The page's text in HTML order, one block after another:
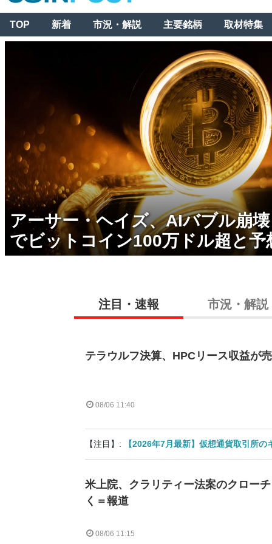
TOP 新着 市況・解説 主要銘柄 取材特集
アーサー・ヘイズ、AIバブル崩
でビットコイン100万ドル超と予
注目・速報 市況・解説
テラウルフ決算、HPCリース収益が
08/06 11:40
【注目】: 【2026年7月最新】仮想通貨取引所
米上院、クラリティー法案のクロー
く＝報道
08/06 11:15